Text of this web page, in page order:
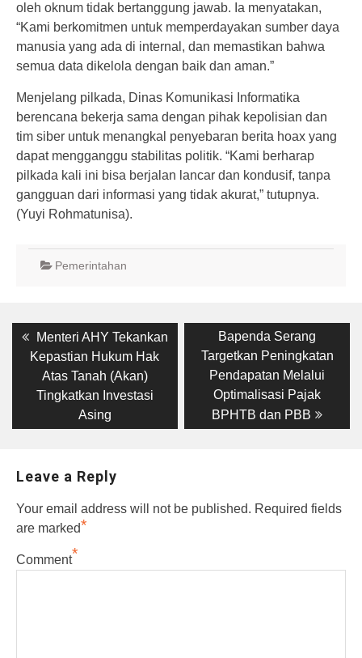
oleh oknum tidak bertanggung jawab. Ia menyatakan,
“Kami berkomitmen untuk memperdayakan sumber daya
manusia yang ada di internal, dan memastikan bahwa
semua data dikelola dengan baik dan aman.”
Menjelang pilkada, Dinas Komunikasi Informatika
berencana bekerja sama dengan pihak kepolisian dan
tim siber untuk menangkal penyebaran berita hoax yang
dapat mengganggu stabilitas politik. “Kami berharap
pilkada kali ini bisa berjalan lancar dan kondusif, tanpa
gangguan dari informasi yang tidak akurat,” tutupnya.
(Yuyi Rohmatunisa).
Pemerintahan
Post
navigation
Previous
post:
Menteri AHY Tekankan
Kepastian Hukum Hak
Atas Tanah (Akan)
Tingkatkan Investasi
Asing
Next
post:
Bapenda Serang
Targetkan Peningkatan
Pendapatan Melalui
Optimalisasi Pajak
BPHTB dan PBB
Leave a Reply
Your email address will not be published. Required fields
are marked*
Comment*